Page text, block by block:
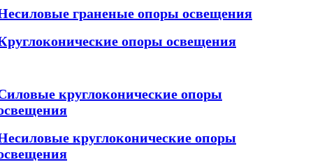
граненые опоры освещения
опоры освещения
круглоконические опоры
круглоконические опоры